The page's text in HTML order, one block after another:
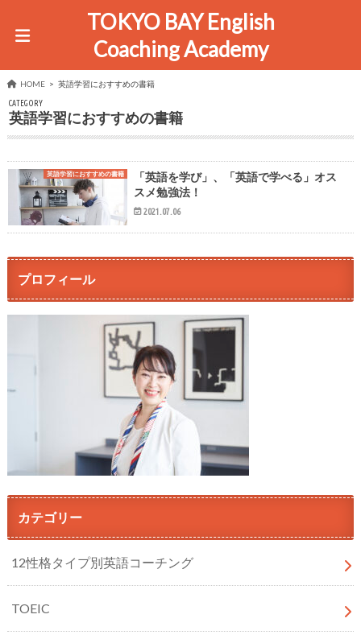
TOKYO BAY English
Coaching Academy
HOME 英語学習におすすめの書籍
CATEGORY
英語学習におすすめの書籍
英語学習におすすめの書籍
「英語を学び」、「英語で学べる」オス
スメ勉強法！
2021.07.06
プロフィール
カテゴリー
12性格タイプ別英語コーチング
TOEIC